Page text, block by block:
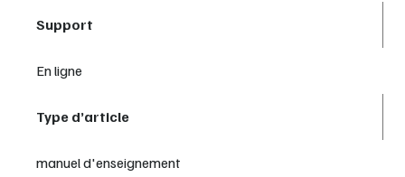
Support
En ligne
Type d’article
manuel d'enseignement